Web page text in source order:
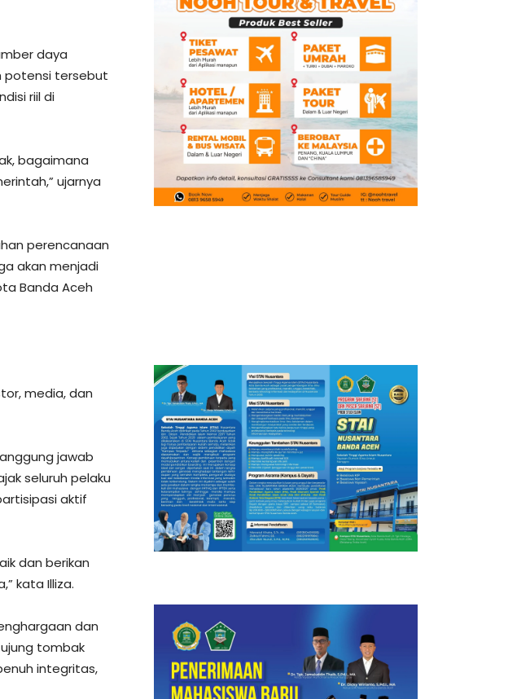
daya
potensi tersebut
riil di
bagaimana
ujarnya
perencanaan
akan menjadi
Banda Aceh
media, dan
jawab
seluruh pelaku
aktif
dan berikan
kata Illiza.
dan
tombak
integritas,